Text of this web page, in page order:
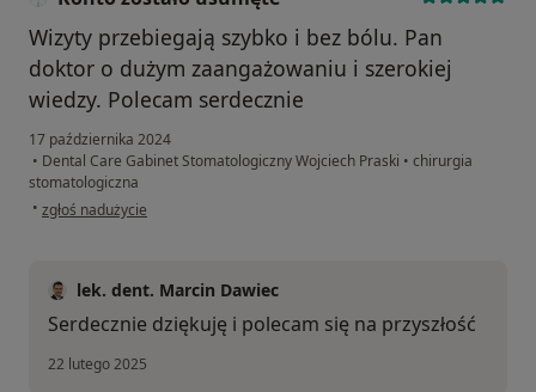
Wizyty przebiegają szybko i bez bólu. Pan
doktor o dużym zaangażowaniu i szerokiej
wiedzy. Polecam serdecznie
17 października 2024
• Dental Care Gabinet Stomatologiczny Wojciech Praski • chirurgia
stomatologiczna
• w opinii użytkownika Konto zostało usunięte
zgłoś nadużycie
lek. dent. Marcin Dawiec
Serdecznie dziękuję i polecam się na przyszłość
22 lutego 2025